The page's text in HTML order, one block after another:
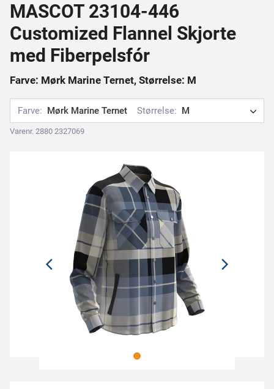
MASCOT 23104-446
Customized Flannel Skjorte
med Fiberpelsfór
Farve: Mørk Marine Ternet, Størrelse: M
Farve: Mørk Marine Ternet Størrelse: M
Varenr. 2880 2327069